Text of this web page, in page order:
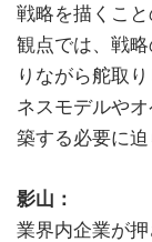
戦略を描くこ
観点では、戦
りながら舵取
ネスモデルや
築する必要に迫
影山：
業界内企業が